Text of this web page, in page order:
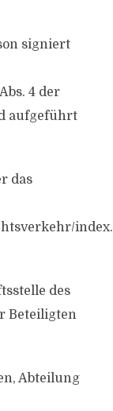
signiert
4 der
aufgeführt
das
des
Beteiligten
Abteilung